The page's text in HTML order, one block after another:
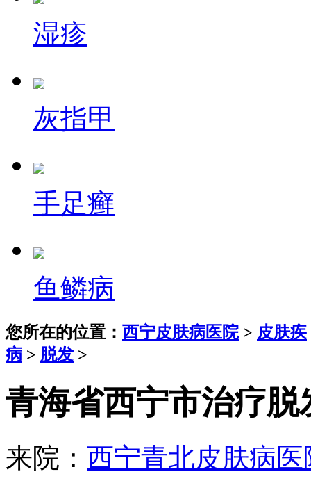
湿疹
灰指甲
手足癣
鱼鳞病
您所在的位置： 西宁皮肤病医院> 皮肤疾
病 > 脱发 >
青海省西宁市治疗脱
来院： 西宁青北皮肤病医